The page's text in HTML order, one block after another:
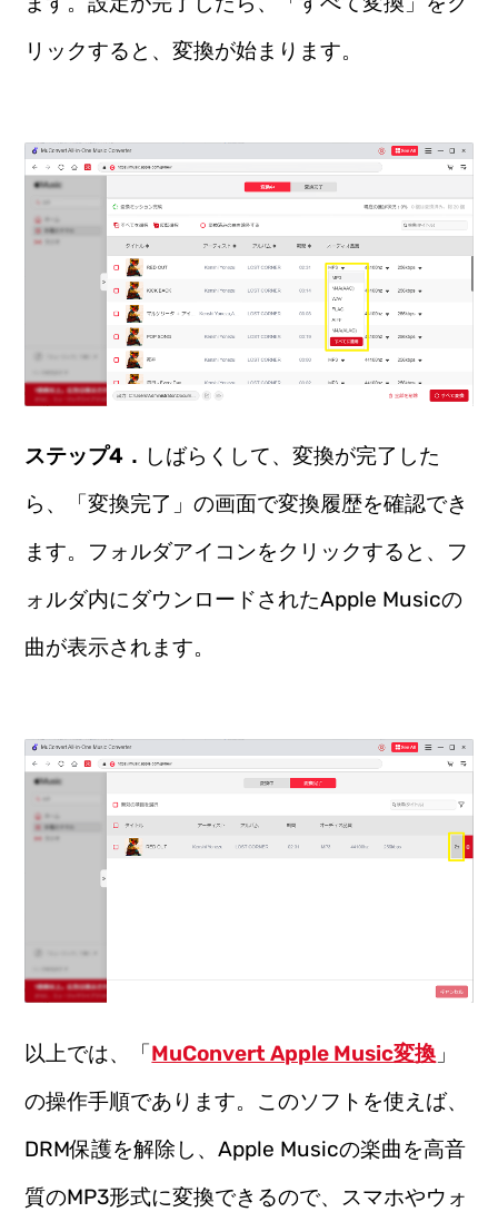
リックすると、変換が始まります。
ステップ4． しばらくして、変換が完了した
ら、「変換完了」の画面で変換履歴を確認でき
ます。フォルダアイコンをクリックすると、フ
ォルダ内にダウンロードされたApple Musicの
曲が表示されます。
以上では、「MuConvert Apple Music変換 」
の操作手順であります。このソフトを使えば、
DRM保護を解除し、Apple Musicの楽曲を高音
質のMP3形式に変換できるので、スマホやウォ